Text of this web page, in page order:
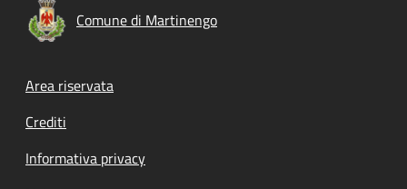
Comune di Martinengo
Footer menu
Area riservata
Crediti
Informativa privacy